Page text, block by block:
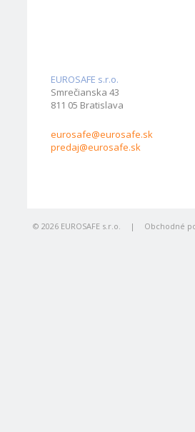
EUROSAFE s.r.o.
Smrečianska 43
811 05 Bratislava
eurosafe@eurosafe.sk
predaj@eurosafe.sk
© 2026 EUROSAFE s.r.o. | Obchodné